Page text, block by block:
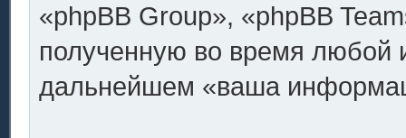
«phpBB Group», «phpBB
полученную во время любой
дальнейшем «ваша